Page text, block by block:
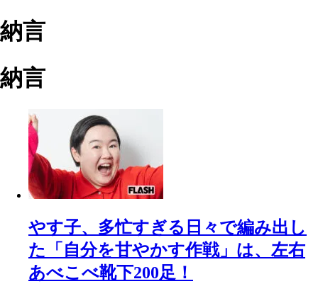
納言
納言
やす子、多忙すぎる日々で編み出し
た「自分を甘やかす作戦」は、左右
あべこべ靴下200足！